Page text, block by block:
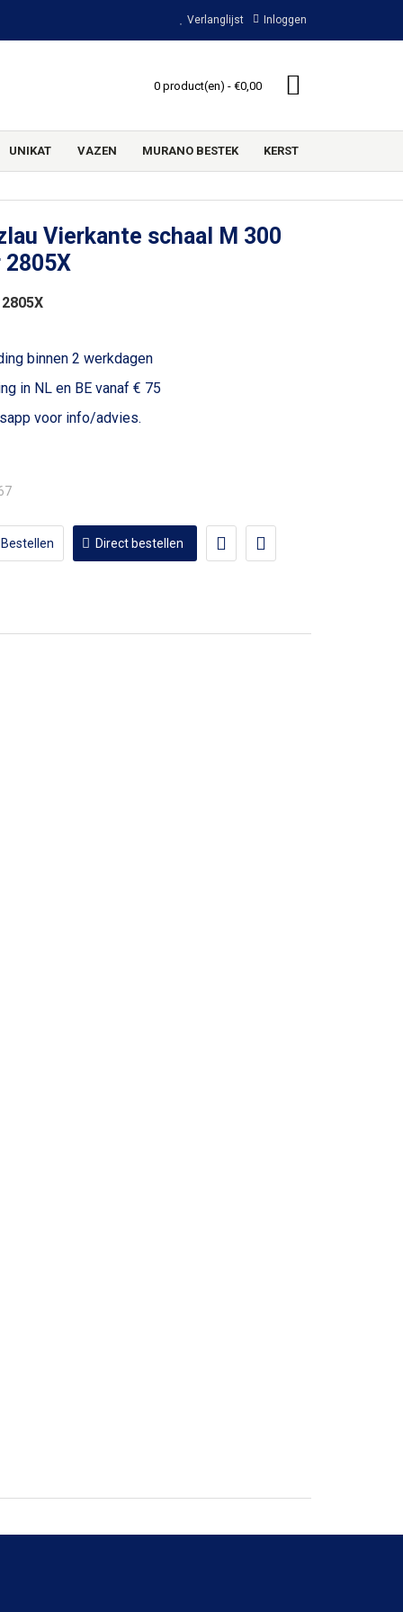
Verlanglijst Inloggen
0 product(en) - €0,00
UNIKAT VAZEN MURANO BESTEK KERST
Vierkante schaal M 300
binnen 2 werkdagen
in NL en BE vanaf € 75
voor info/advies.
Bestellen Direct bestellen